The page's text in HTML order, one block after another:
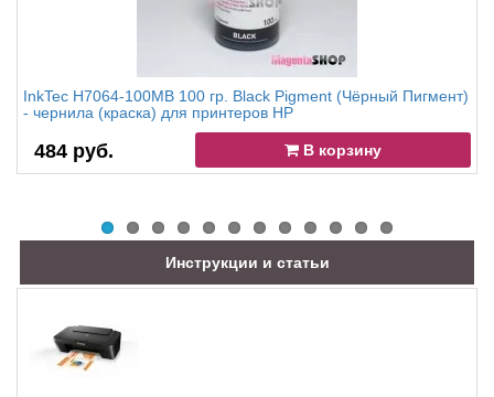
InkTec H7064-100MB 100 гр. Black Pigment (Чёрный Пигмент)
- чернила (краска) для принтеров HP
484 руб. В корзину
Инструкции и статьи